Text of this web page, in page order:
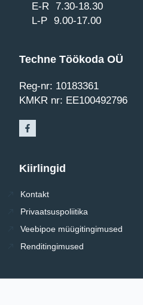
E-R 7.30-18.30
L-P 9.00-17.00
Techne Töökoda OÜ
Reg-nr: 10183361
KMKR nr: EE100492796
Kiirlingid
Kontakt
Privaatsuspoliitika
Veebipoe müügitingimused
Renditingimused